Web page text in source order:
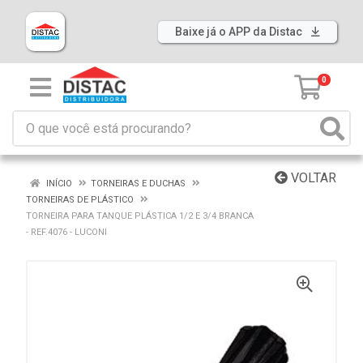
Baixe já o APP da Distac
0
VOLTAR
INÍCIO
TORNEIRAS E DUCHAS
TORNEIRAS DE PLÁSTICO
TORNEIRA PARA TANQUE PLÁSTICA 1/2 E 3/4 BRANCA
- REF.4076 - LUCONI